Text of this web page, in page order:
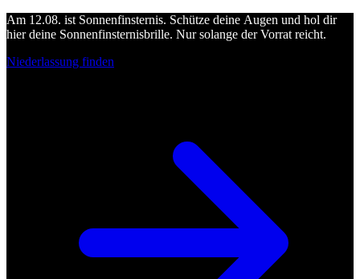
Am 12.08. ist Sonnenfinsternis. Schütze deine Augen und hol dir
hier deine Sonnenfinsternisbrille. Nur solange der Vorrat reicht.
Niederlassung finden